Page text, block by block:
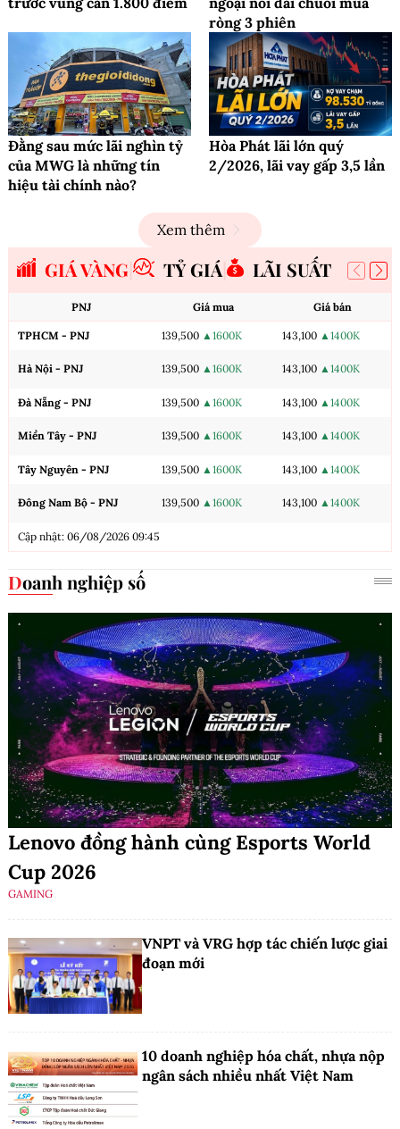
ròng 3 phiên
Đằng sau mức lãi nghìn tỷ
của MWG là những tín
hiệu tài chính nào?
Hòa Phát lãi lớn quý
2/2026, lãi vay gấp 3,5 lần
Xem thêm
GIÁ VÀNG TỶ GIÁ LÃI SUẤT
PNJ Giá mua Giá bán
TPHCM - PNJ 139,500 ▲1600K 143,100 ▲1400K
Hà Nội - PNJ 139,500 ▲1600K 143,100 ▲1400K
Đà Nẵng - PNJ 139,500 ▲1600K 143,100 ▲1400K
Miền Tây - PNJ 139,500 ▲1600K 143,100 ▲1400K
Tây Nguyên - PNJ 139,500 ▲1600K 143,100 ▲1400K
Đông Nam Bộ - PNJ 139,500 ▲1600K 143,100 ▲1400K
Cập nhật: 06/08/2026 09:45
Doanh nghiệp số
Lenovo đồng hành cùng Esports World
Cup 2026
GAMING
VNPT và VRG hợp tác chiến lược giai
đoạn mới
10 doanh nghiệp hóa chất, nhựa nộp
ngân sách nhiều nhất Việt Nam